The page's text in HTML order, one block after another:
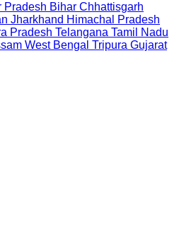
Pradesh Bihar Chhattisgarh
Jharkhand Himachal Pradesh
Pradesh Telangana Tamil Nadu
West Bengal Tripura Gujarat